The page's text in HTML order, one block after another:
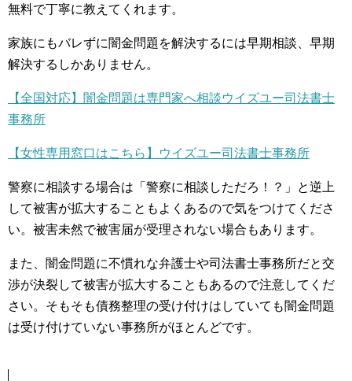
無料で丁寧に教えてくれます。
家族にもバレずに闇金問題を解決するには早期相談、早期
解決するしかありません。
【全国対応】闇金問題は専門家へ相談ウイズユー司法書士
事務所
【女性専用窓口はこちら】ウイズユー司法書士事務所
警察に相談する場合は「警察に相談しただろ！？」と逆上
して被害が拡大することもよくあるので気をつけてくださ
い。被害未然で被害届が受理されない場合もあります。
また、闇金問題に不慣れな弁護士や司法書士事務所だと交
渉が決裂して被害が拡大することもあるので注意してくだ
さい。そもそも債務整理の受け付けはしていても闇金問題
は受け付けていない事務所がほとんどです。